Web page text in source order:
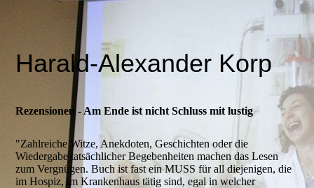
Harald-Alexander Korp
Rezensionen - Am Ende ist nicht Schluss mit lustig
"Zahlreiche Witze, Anekdoten, Geschichten oder die
Wiedergabe tatsächlicher Begebenheiten machen das Lesen
zum Vergnügen. Buch ist fast ein MUSS für all diejenigen, die
im Hospiz, im Krankenhaus tätig sind, egal in welcher